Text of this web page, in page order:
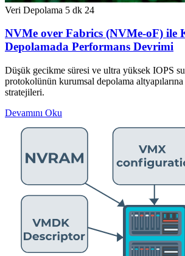
Veri Depolama 5 dk 24
NVMe over Fabrics (NVMe-oF) ile
Depolamada Performans Devrimi
Düşük gecikme süresi ve ultra yüksek IOPS
protokolünün kurumsal depolama
stratejileri.
Devamını Oku